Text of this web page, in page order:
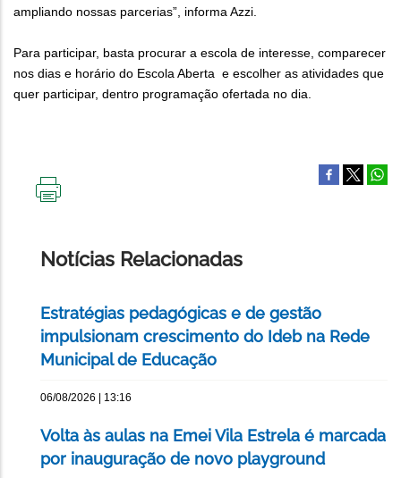
ampliando nossas parcerias”, informa Azzi.
Para participar, basta procurar a escola de interesse, comparecer
nos dias e horário do Escola Aberta e escolher as atividades que
quer participar, dentro programação ofertada no dia.
Notícias Relacionadas
Estratégias pedagógicas e de gestão
impulsionam crescimento do Ideb na Rede
Municipal de Educação
06/08/2026 | 13:16
Volta às aulas na Emei Vila Estrela é marcada
por inauguração de novo playground